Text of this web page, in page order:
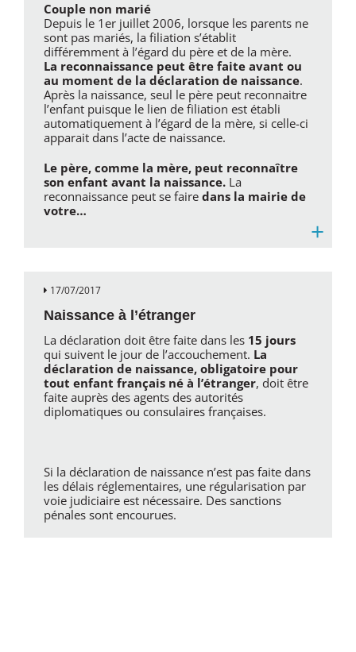
Couple non marié
Depuis le 1er juillet 2006, lorsque les parents ne
sont pas mariés, la filiation s’établit
différemment à l’égard du père et de la mère.
La reconnaissance peut être faite avant ou
au moment de la déclaration de naissance.
Après la naissance, seul le père peut reconnaitre
l’enfant puisque le lien de filiation est établi
automatiquement à l’égard de la mère, si celle-ci
apparait dans l’acte de naissance.
Le père, comme la mère, peut reconnaître
son enfant avant la naissance. La
reconnaissance peut se faire dans la mairie de
votre…
+
17/07/2017
Naissance à l’étranger
La déclaration doit être faite dans les 15 jours
qui suivent le jour de l’accouchement. La
déclaration de naissance, obligatoire pour
tout enfant français né à l’étranger, doit être
faite auprès des agents des autorités
diplomatiques ou consulaires françaises.
Si la déclaration de naissance n’est pas faite dans
les délais réglementaires, une régularisation par
voie judiciaire est nécessaire. Des sanctions
pénales sont encourues.